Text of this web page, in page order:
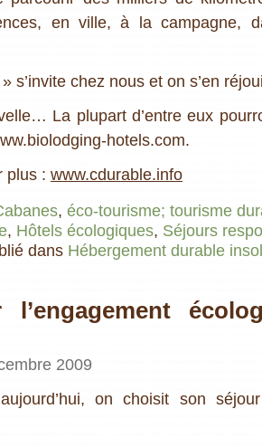
en ville, à la campagne,
s’invite chez nous et on s’en
La plupart d’entre eux
hotels.com.
plus : www.cdurable.info
, éco-tourisme; tourisme
, Hôtels écologiques, Séjours
dans Hébergement durable
l’engagement
2009
on choisit son